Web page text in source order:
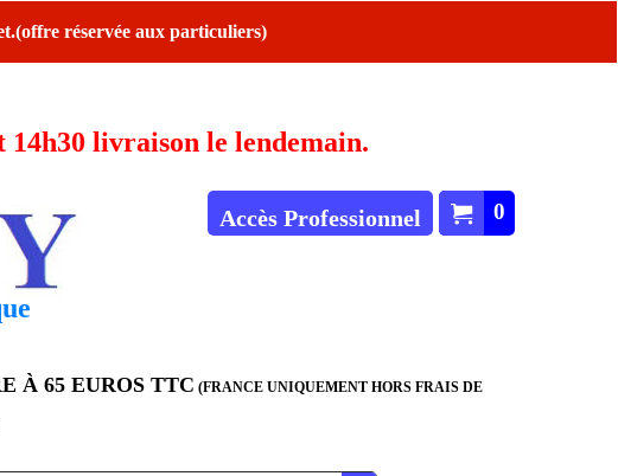
réservée aux particuliers)
14h30 livraison le lendemain.
0
Accès Professionnel
À 65 EUROS TTC (FRANCE UNIQUEMENT HORS FRAIS DE